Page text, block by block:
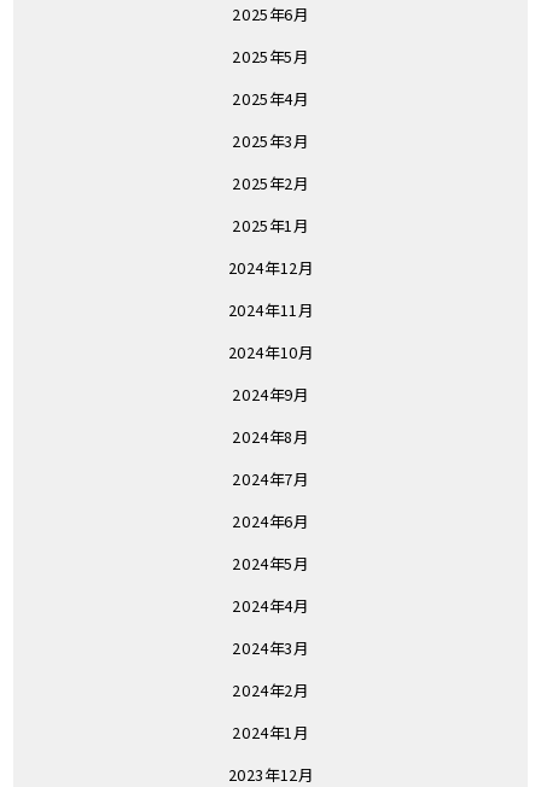
2025年6月
2025年5月
2025年4月
2025年3月
2025年2月
2025年1月
2024年12月
2024年11月
2024年10月
2024年9月
2024年8月
2024年7月
2024年6月
2024年5月
2024年4月
2024年3月
2024年2月
2024年1月
2023年12月